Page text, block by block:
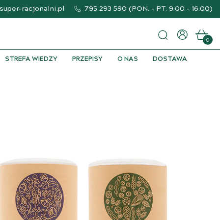
racjonalni.pl 795 293 590 (PON. - PT. 9:00 - 16:00)
0
STREFA WIEDZY PRZEPISY O NAS DOSTAWA